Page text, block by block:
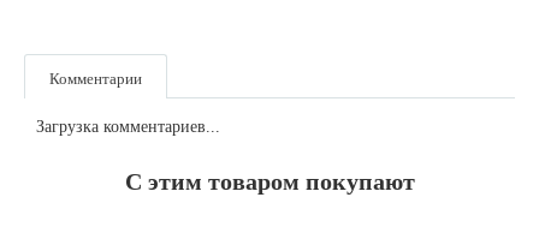
Комментарии
Загрузка комментариев...
С этим товаром покупают